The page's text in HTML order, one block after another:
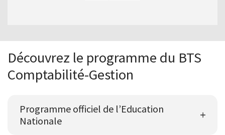
Découvrez le programme du BTS
Comptabilité-Gestion
Programme officiel de l’Education
Nationale